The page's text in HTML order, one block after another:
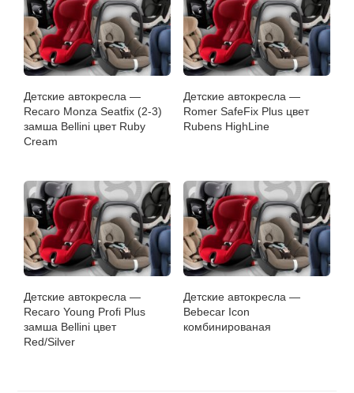
Детские автокресла —
Recaro Monza Seatfix (2-3)
замша Bellini цвет Ruby
Cream
Детские автокресла —
Romer SafeFix Plus цвет
Rubens HighLine
Детские автокресла —
Recaro Young Profi Plus
замша Bellini цвет
Red/Silver
Детские автокресла —
Bebecar Icon
комбинированая